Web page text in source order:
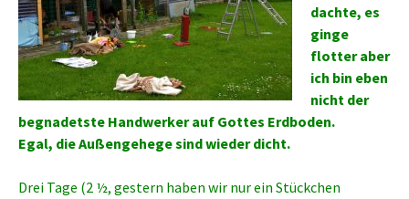
dachte, es
ginge
flotter aber
ich bin eben
nicht der
begnadetste Handwerker auf Gottes Erdboden.
Egal, die Außengehege sind wieder dicht.
Drei Tage (2 ½, gestern haben wir nur ein Stückchen